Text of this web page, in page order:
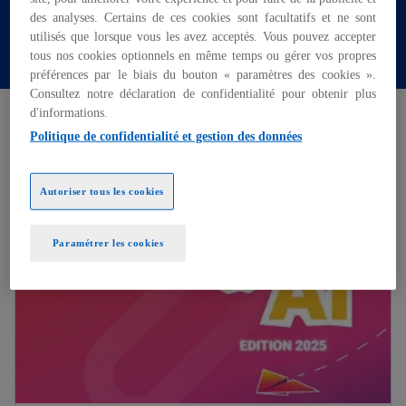
Contactez nos équipes
Études internationales
des analyses. Certains de ces cookies sont facultatifs et ne sont
utilisés que lorsque vous les avez acceptés. Vous pouvez accepter
tous nos cookies optionnels en même temps ou gérer vos propres
préférences par le biais du bouton « paramètres des cookies ».
Consultez notre déclaration de confidentialité pour obtenir plus
d'informations.
Politique de confidentialité et gestion des données
Paramétrer les cookies
Autoriser tous les cookies